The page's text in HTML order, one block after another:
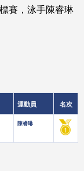
賽，泳手陳睿琳
運動員 名次
陳睿琳